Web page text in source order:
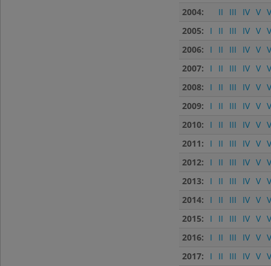
2004: II III IV V
2005:
I II III IV V
2006:
I II III IV V
2007:
I II III IV V
2008:
I II III IV V
2009:
I II III IV V
2010:
I II III IV V
2011:
I II III IV V
2012:
I II III IV V
2013:
I II III IV V
2014:
I II III IV V
2015:
I II III IV V
2016:
I II III IV V
2017:
I II III IV V